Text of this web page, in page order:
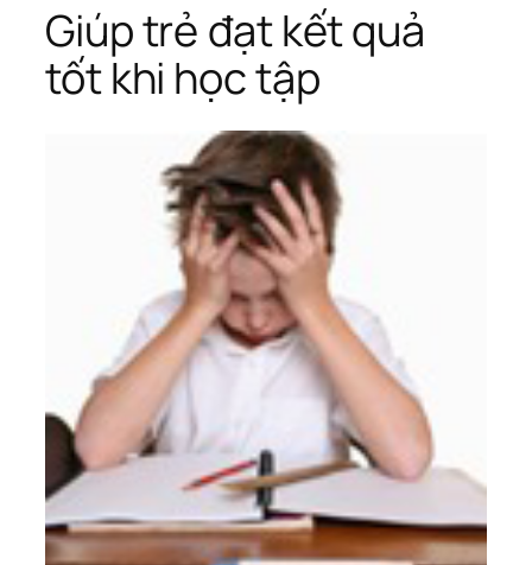
Giúp trẻ đạt kết quả
tốt khi học tập